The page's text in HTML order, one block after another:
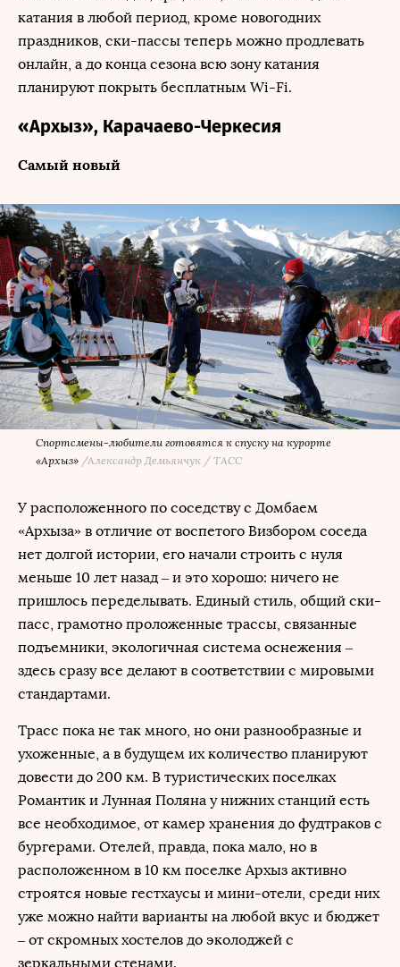
катания в любой период, кроме новогодних
праздников, ски-пассы теперь можно продлевать
онлайн, а до конца сезона всю зону катания
планируют покрыть бесплатным Wi-Fi.
«Архыз», Карачаево-Черкесия
Самый новый
Спортсмены-любители готовятся к спуску на курорте
«Архыз» /Александр Демьянчук / ТАСС
У расположенного по соседству с Домбаем
«Архыза» в отличие от воспетого Визбором соседа
нет долгой истории, его начали строить с нуля
меньше 10 лет назад – и это хорошо: ничего не
пришлось переделывать. Единый стиль, общий ски-
пасс, грамотно проложенные трассы, связанные
подъемники, экологичная система оснежения –
здесь сразу все делают в соответствии с мировыми
стандартами.
Трасс пока не так много, но они разнообразные и
ухоженные, а в будущем их количество планируют
довести до 200 км. В туристических поселках
Романтик и Лунная Поляна у нижних станций есть
все необходимое, от камер хранения до фудтраков с
бургерами. Отелей, правда, пока мало, но в
расположенном в 10 км поселке Архыз активно
строятся новые гестхаусы и мини-отели, среди них
уже можно найти варианты на любой вкус и бюджет
– от скромных хостелов до эколоджей с
зеркальными стенами.